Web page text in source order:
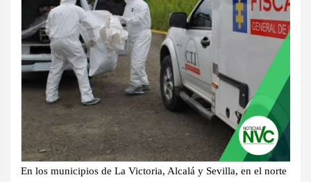
En los municipios de La Victoria, Alcalá y Sevilla, en el norte